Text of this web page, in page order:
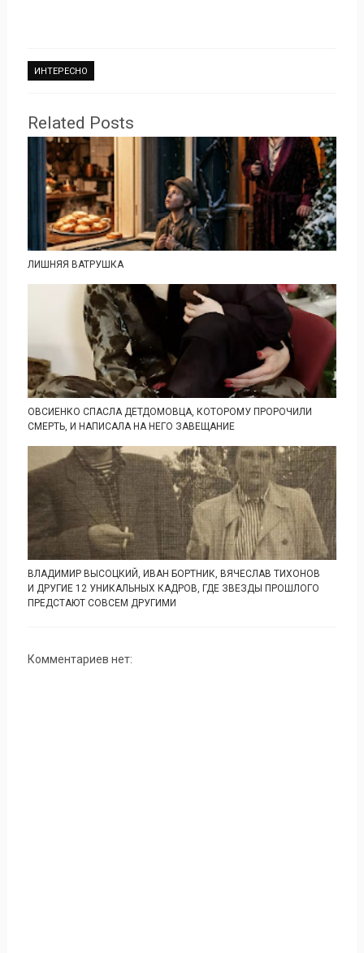
ИНТЕРЕСНО
Related Posts
ЛИШНЯЯ ВАТРУШКА
ОВСИЕНКО СПАСЛА ДЕТДОМОВЦА, КОТОРОМУ ПРОРОЧИЛИ
СМЕРТЬ, И НАПИСАЛА НА НЕГО ЗАВЕЩАНИЕ
ВЛАДИМИР ВЫСОЦКИЙ, ИВАН БОРТНИК, ВЯЧЕСЛАВ ТИХОНОВ
И ДРУГИЕ 12 УНИКАЛЬНЫХ КАДРОВ, ГДЕ ЗВЕЗДЫ ПРОШЛОГО
ПРЕДСТАЮТ СОВСЕМ ДРУГИМИ
Комментариев нет: